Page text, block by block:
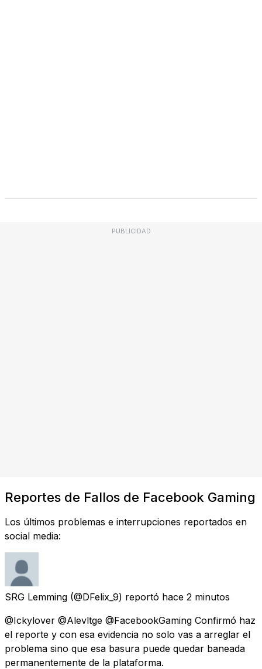
PUBLICIDAD
Reportes de Fallos de Facebook Gaming
Los últimos problemas e interrupciones reportados en
social media:
SRG Lemming (@DFelix_9) reportó hace 2 minutos
@Ickylover @Alevltge @FacebookGaming Confirmó haz
el reporte y con esa evidencia no solo vas a arreglar el
problema sino que esa basura puede quedar baneada
permanentemente de la plataforma.